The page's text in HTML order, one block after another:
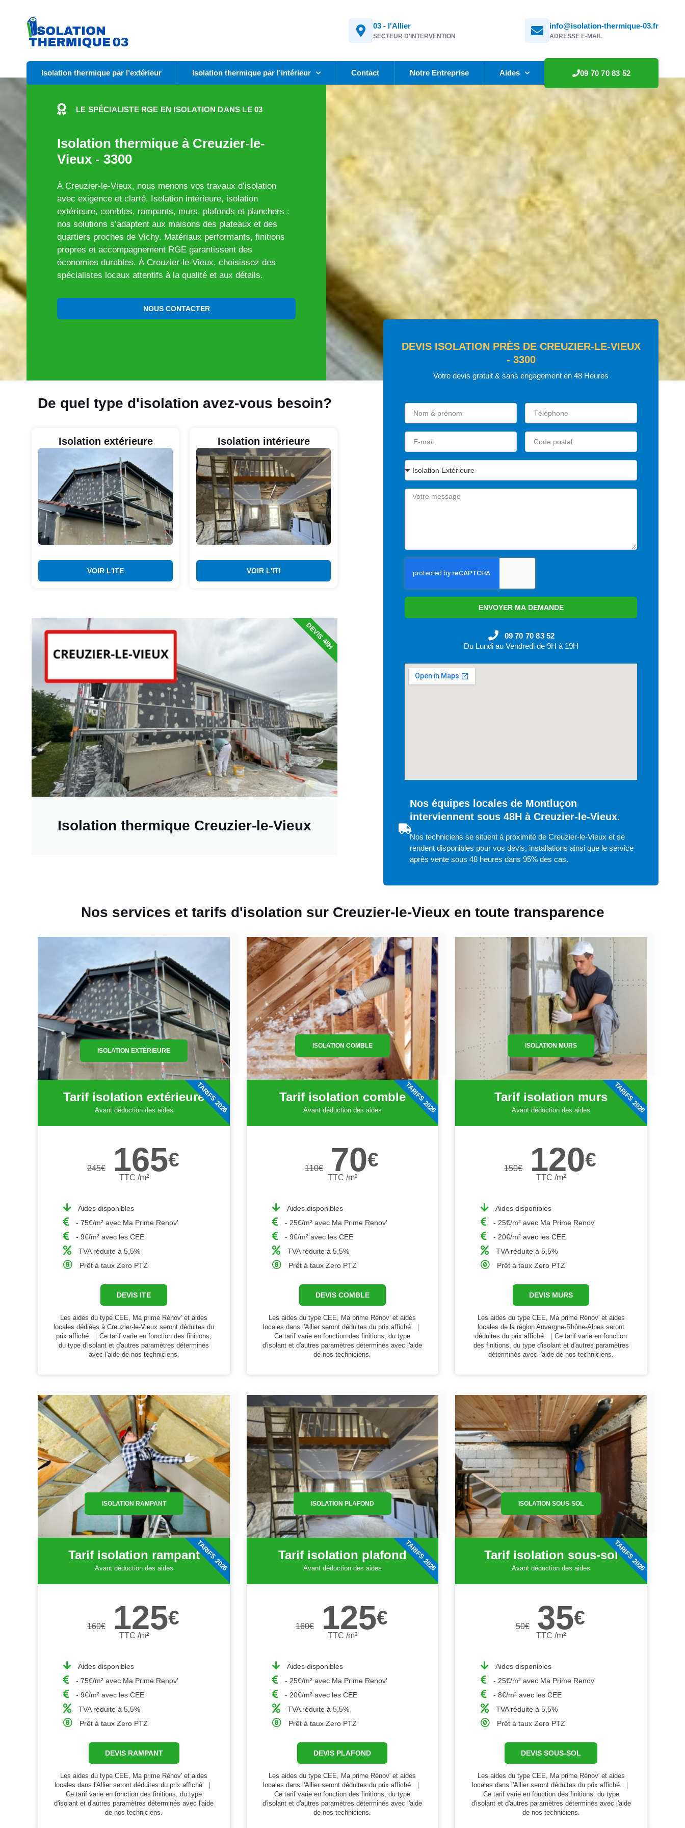
03 - l'Allier
SECTEUR D'INTERVENTION
info@isolation-thermique-03.fr
ADRESSE E-MAIL
Isolation thermique par l’extérieur Isolation thermique par l’intérieur Contact Notre Entreprise Aides 09 70 70 83 52
LE SPÉCIALISTE RGE EN ISOLATION DANS LE 03
Isolation thermique à Creuzier-le-
Vieux - 3300
À Creuzier-le-Vieux, nous menons vos travaux d’isolation
avec exigence et clarté. Isolation intérieure, isolation
extérieure, combles, rampants, murs, plafonds et planchers :
nos solutions s’adaptent aux maisons des plateaux et des
quartiers proches de Vichy. Matériaux performants, finitions
propres et accompagnement RGE garantissent des
économies durables. À Creuzier-le-Vieux, choisissez des
spécialistes locaux attentifs à la qualité et aux détails.
NOUS CONTACTER
De quel type d'isolation avez-vous besoin?
Isolation extérieure
VOIR L'ITE
Isolation intérieure
VOIR L'ITI
Isolation thermique Creuzier-le-Vieux
DEVIS 48H
DEVIS ISOLATION PRÈS DE CREUZIER-LE-VIEUX
- 3300
Votre devis gratuit & sans engagement en 48 Heures
ENVOYER MA DEMANDE
09 70 70 83 52
Du Lundi au Vendredi de 9H à 19H
Nos équipes locales de Montluçon
interviennent sous 48H à Creuzier-le-Vieux.
Nos techniciens se situent à proximité de Creuzier-le-Vieux et se
rendent disponibles pour vos devis, installations ainsi que le service
après vente sous 48 heures dans 95% des cas.
Nos services et tarifs d'isolation sur Creuzier-le-Vieux en toute transparence
ISOLATION EXTÉRIEURE
Tarif isolation extérieure
Avant déduction des aides
245€ 165€
TTC /m²
Aides disponibles
- 75€/m² avec Ma Prime Renov'
- 9€/m² avec les CEE
TVA réduite à 5,5%
Prêt à taux Zero PTZ
DEVIS ITE
Les aides du type CEE, Ma prime Rénov' et aides
locales dédiées à Creuzier-le-Vieux seront déduites du
prix affiché. ｜Ce tarif varie en fonction des finitions,
du type d'isolant et d'autres paramètres déterminés
avec l'aide de nos techniciens.
TARIFS 2026
ISOLATION COMBLE
Tarif isolation comble
Avant déduction des aides
110€ 70€
TTC /m²
Aides disponibles
- 25€/m² avec Ma Prime Renov'
- 9€/m² avec les CEE
TVA réduite à 5,5%
Prêt à taux Zero PTZ
DEVIS COMBLE
Les aides du type CEE, Ma prime Rénov' et aides
locales dans l'Allier seront déduites du prix affiché. ｜
Ce tarif varie en fonction des finitions, du type
d'isolant et d'autres paramètres déterminés avec l'aide
de nos techniciens.
TARIFS 2026
ISOLATION MURS
Tarif isolation murs
Avant déduction des aides
150€ 120€
TTC /m²
Aides disponibles
- 25€/m² avec Ma Prime Renov'
- 20€/m² avec les CEE
TVA réduite à 5,5%
Prêt à taux Zero PTZ
DEVIS MURS
Les aides du type CEE, Ma prime Rénov' et aides
locales de la région Auvergne-Rhône-Alpes seront
déduites du prix affiché. ｜Ce tarif varie en fonction
des finitions, du type d'isolant et d'autres paramètres
déterminés avec l'aide de nos techniciens.
TARIFS 2026
ISOLATION RAMPANT
Tarif isolation rampant
Avant déduction des aides
160€ 125€
TTC /m²
Aides disponibles
- 75€/m² avec Ma Prime Renov'
- 9€/m² avec les CEE
TVA réduite à 5,5%
Prêt à taux Zero PTZ
DEVIS RAMPANT
Les aides du type CEE, Ma prime Rénov' et aides
locales dans l'Allier seront déduites du prix affiché. ｜
Ce tarif varie en fonction des finitions, du type
d'isolant et d'autres paramètres déterminés avec l'aide
de nos techniciens.
TARIFS 2026
ISOLATION PLAFOND
Tarif isolation plafond
Avant déduction des aides
160€ 125€
TTC /m²
Aides disponibles
- 25€/m² avec Ma Prime Renov'
- 20€/m² avec les CEE
TVA réduite à 5,5%
Prêt à taux Zero PTZ
DEVIS PLAFOND
Les aides du type CEE, Ma prime Rénov' et aides
locales dans l'Allier seront déduites du prix affiché. ｜
Ce tarif varie en fonction des finitions, du type
d'isolant et d'autres paramètres déterminés avec l'aide
de nos techniciens.
TARIFS 2026
ISOLATION SOUS-SOL
Tarif isolation sous-sol
Avant déduction des aides
50€ 35€
TTC /m²
Aides disponibles
- 25€/m² avec Ma Prime Renov'
- 8€/m² avec les CEE
TVA réduite à 5,5%
Prêt à taux Zero PTZ
DEVIS SOUS-SOL
Les aides du type CEE, Ma prime Rénov' et aides
locales dans l'Allier seront déduites du prix affiché. ｜
Ce tarif varie en fonction des finitions, du type
d'isolant et d'autres paramètres déterminés avec l'aide
de nos techniciens.
TARIFS 2026